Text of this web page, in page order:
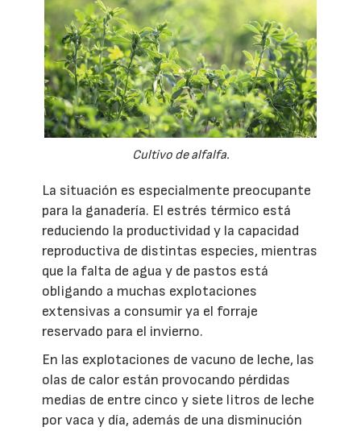
Cultivo de alfalfa.
La situación es especialmente preocupante
para la ganadería. El estrés térmico está
reduciendo la productividad y la capacidad
reproductiva de distintas especies, mientras
que la falta de agua y de pastos está
obligando a muchas explotaciones
extensivas a consumir ya el forraje
reservado para el invierno.
En las explotaciones de vacuno de leche, las
olas de calor están provocando pérdidas
medias de entre cinco y siete litros de leche
por vaca y día, además de una disminución